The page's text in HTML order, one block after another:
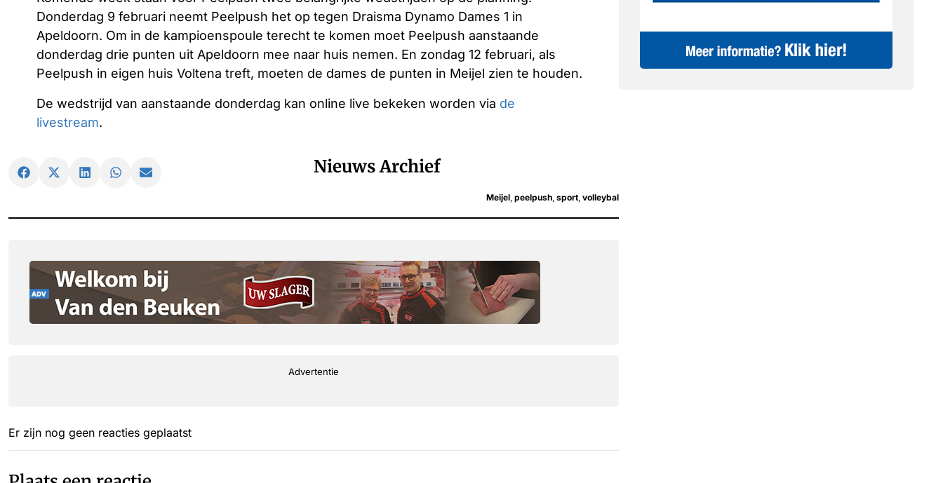
Donderdag 9 februari neemt Peelpush het op tegen Draisma Dynamo Dames 1 in
Apeldoorn. Om in de kampioenspoule terecht te komen moet Peelpush aanstaande
donderdag drie punten uit Apeldoorn mee naar huis nemen. En zondag 12 februari, als
Peelpush in eigen huis Voltena treft, moeten de dames de punten in Meijel zien te houden.
De wedstrijd van aanstaande donderdag kan online live bekeken worden via de
livestream.
Nieuws Archief
Meijel peelpush sport volleybal
Advertentie
Er zijn nog geen reacties geplaatst